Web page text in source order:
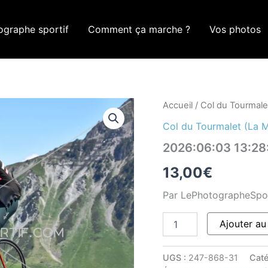
sportif Comment ça marche ? Vos photos
Accueil / Col du
Col du Tourmalet (La
2026:06:03
13,00€
Par
quantité
2026:06:03
ROM_0904
Ajouter
UGS : 247-868-31